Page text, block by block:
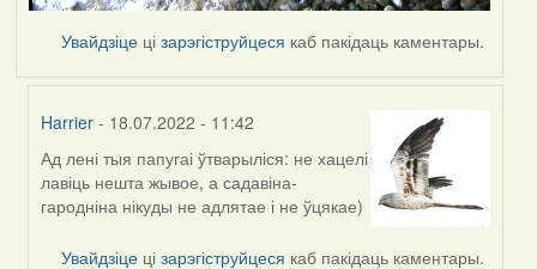
Увайдзіце цізарэгіструйцеся каб пакідаць каментары.
Harrier - 18.07.2022 - 11:42
In
reply
to
Ад лені тыя папугаі ўтварыліся: не хацелі
лавіць нешта жывое, а садавіна-
гародніна нікуды не адлятае і не ўцякае)
Увайдзіце цізарэгіструйцеся каб пакідаць каментары.